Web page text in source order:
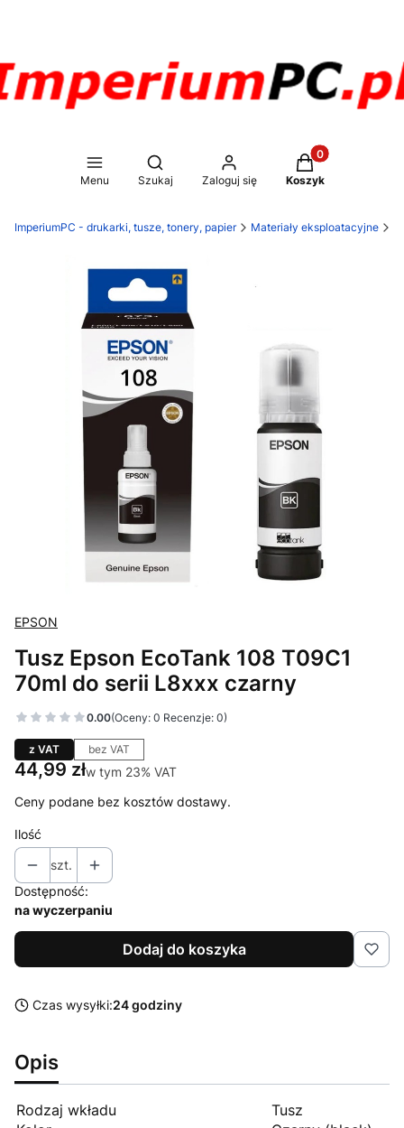
Menu
Otwórz wyszukiwarkę
Szukaj Zaloguj się
Produkty w
Koszyk
ImperiumPC - drukarki, tusze, tonery, papier Materiały eksploatacyjne
EPSON
Tusz Epson EcoTank 108 T09C1
70ml do serii L8xxx czarny
0.00(Oceny: 0 Recenzje: 0)
z VAT bez VAT
Cena
44,99 złw tym 23% VAT
w tym 23% VAT
Ceny podane bez kosztów dostawy.
Ilość
szt.
Dostępność:
na wyczerpaniu
Dodaj do koszyka
Czas wysyłki:24 godziny
Opis
Rodzaj wkładu
Tusz